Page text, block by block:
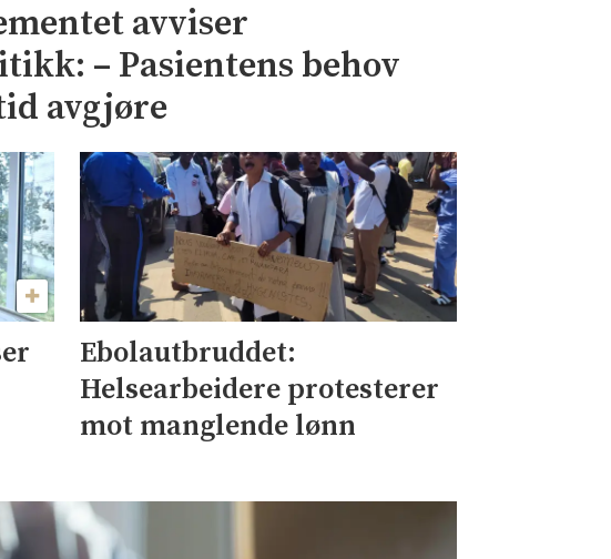
avviser
– Pasientens behov
avgjøre
Ebolautbruddet:
Helsearbeidere protesterer
mot manglende lønn